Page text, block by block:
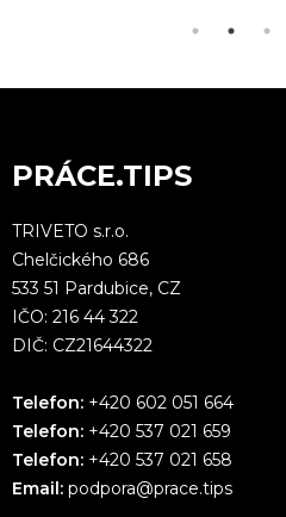
PRÁCE.TIPS
TRIVETO s.r.o.
Chelčického 686
533 51 Pardubice, CZ
IČO: 216 44 322
DIČ: CZ21644322
Telefon: +420 602 051 664
Telefon: +420 537 021 659
Telefon: +420 537 021 658
Email: podpora@prace.tips